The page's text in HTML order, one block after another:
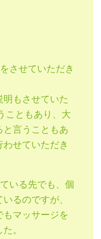
させていただき
もさせていた
こともあり、大
言うこともあ
せていただき
いる先でも、個
るのですが、
マッサージを
。